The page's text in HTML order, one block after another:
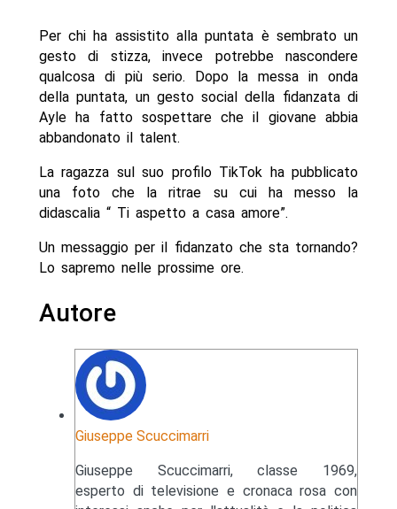
Per chi ha assistito alla puntata è sembrato un
gesto di stizza, invece potrebbe nascondere
qualcosa di più serio. Dopo la messa in onda
della puntata, un gesto social della fidanzata di
Ayle ha fatto sospettare che il giovane abbia
abbandonato il talent.
La ragazza sul suo profilo TikTok ha pubblicato
una foto che la ritrae su cui ha messo la
didascalia “ Ti aspetto a casa amore”.
Un messaggio per il fidanzato che sta tornando?
Lo sapremo nelle prossime ore.
Autore
Giuseppe Scuccimarri
Giuseppe Scuccimarri, classe 1969,
esperto di televisione e cronaca rosa con